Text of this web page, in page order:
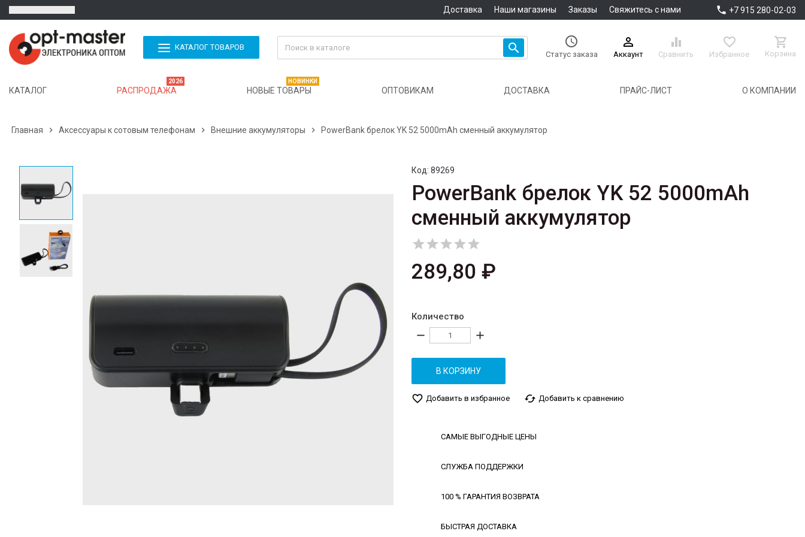
Доставка Наши магазины Заказы Свяжитесь с нами  +7 915 280-02-03
КАТАЛОГ ТОВАРОВ  
Статус заказа

Аккаунт

Сравнить

Избранное

Корзина
КАТАЛОГ РАСПРОДАЖА
2026
НОВЫЕ ТОВАРЫ
НОВИНКИ
ОПТОВИКАМ ДОСТАВКА ПРАЙС-ЛИСТ О КОМПАНИИ
Главная  Аксессуары к сотовым телефонам  Внешние аккумуляторы  PowerBank брелок YK 52 5000mAh сменный аккумулятор
Код: 89269
PowerBank брелок YK 52 5000mAh
сменный аккумулятор

289,80 ₽
Количество
remove add
В КОРЗИНУ
favorite_border Добавить в избранное cached Добавить к сравнению
САМЫЕ ВЫГОДНЫЕ ЦЕНЫ
СЛУЖБА ПОДДЕРЖКИ
100 % ГАРАНТИЯ ВОЗВРАТА
БЫСТРАЯ ДОСТАВКА